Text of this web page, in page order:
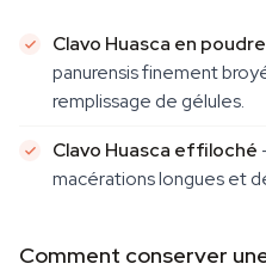
Clavo Huasca en poudre
panurensisfinement
remplissage de gélules.
Clavo Huasca effiloché
macérations longues et
Comment conserver